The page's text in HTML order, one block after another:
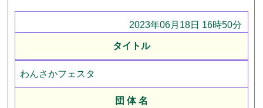
2023年06月18日 16時50分
タイトル
わんさかフェスタ
団 体 名